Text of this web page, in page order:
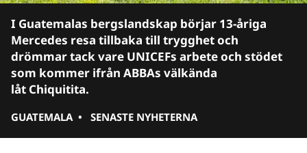
I Guatemalas bergslandskap börjar 13‑åriga
Mercedes resa tillbaka till trygghet och
drömmar tack vare UNICEFs arbete och stödet
som kommer ifrån ABBAs välkända
låt Chiquitita.
GUATEMALA • SENASTE NYHETERNA